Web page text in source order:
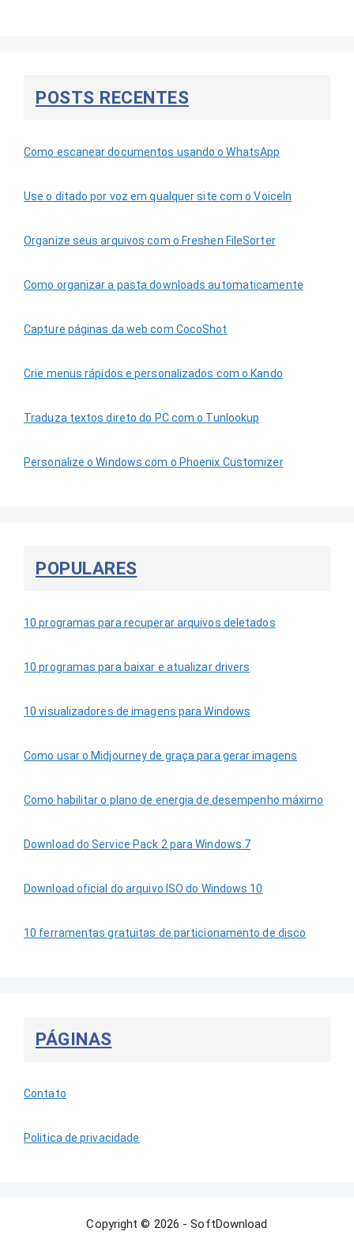
POSTS RECENTES
Como escanear documentos usando o WhatsApp
Use o ditado por voz em qualquer site com o VoiceIn
Organize seus arquivos com o Freshen FileSorter
Como organizar a pasta downloads automaticamente
Capture páginas da web com CocoShot
Crie menus rápidos e personalizados com o Kando
Traduza textos direto do PC com o Tunlookup
Personalize o Windows com o Phoenix Customizer
POPULARES
10 programas para recuperar arquivos deletados
10 programas para baixar e atualizar drivers
10 visualizadores de imagens para Windows
Como usar o Midjourney de graça para gerar imagens
Como habilitar o plano de energia de desempenho máximo
Download do Service Pack 2 para Windows 7
Download oficial do arquivo ISO do Windows 10
10 ferramentas gratuitas de particionamento de disco
PÁGINAS
Contato
Politica de privacidade
Copyright © 2026 - SoftDownload